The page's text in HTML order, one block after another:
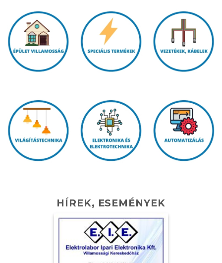
HÍREK, ESEMÉNYEK